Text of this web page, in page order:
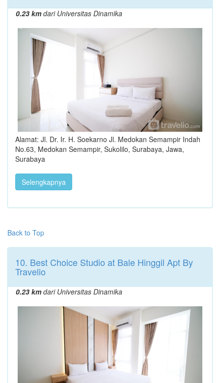
0.23 kmdari Universitas Dinamika
Alamat: Jl. Dr. Ir. H. Soekarno Jl. Medokan Semampir Indah
No.63, Medokan Semampir, Sukolilo, Surabaya, Jawa,
Surabaya
Selengkapnya
Back to Top
10. Best Choice Studio at Bale Hinggil Apt By
Travelio
0.23 kmdari Universitas Dinamika